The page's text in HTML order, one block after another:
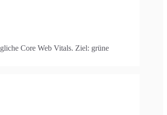
Core Web Vitals. Ziel: grüne